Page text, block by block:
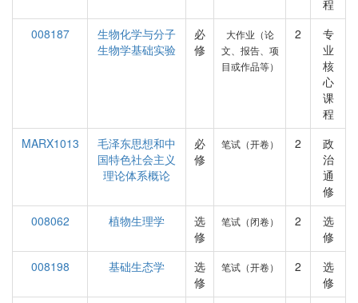
程
008187
生物化学与分子
生物学基础实验
必
修
大作业（论
文、报告、项
目或作品等）
2
专
业
核
心
课
程
MARX1013
毛泽东思想和中
国特色社会主义
理论体系概论
必
修
笔试（开卷） 2
政
治
通
修
008062
植物生理学
选
修
笔试（闭卷） 2
选
修
008198
基础生态学
选
修
笔试（开卷） 2
选
修